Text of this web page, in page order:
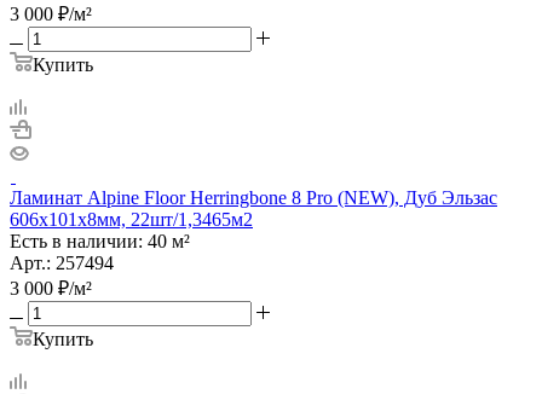
3 000 ₽/м²
Купить
Ламинат Alpine Floor Herringbone 8 Pro (NEW), Дуб Эльзас
606х101х8мм, 22шт/1,3465м2
Есть в наличии: 40 м²
Арт.: 257494
3 000 ₽/м²
Купить